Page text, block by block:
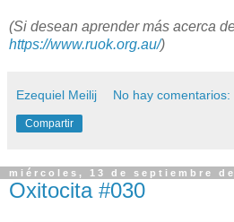
(Si desean aprender más acerca
https://www.ruok.org.au/)
Ezequiel Meilij No hay comentarios:
Compartir
miércoles, 13 de septiembre de
Oxitocita #030